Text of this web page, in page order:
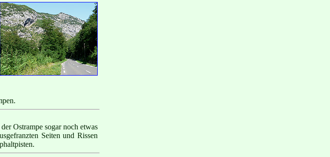
Ostrampe sogar noch etwas
Seiten und Rissen